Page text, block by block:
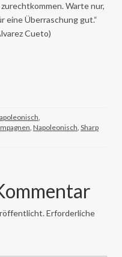
Warte nur,
eine Überraschung gut.“
Cueto)
,
, Napoleonisch, Sharp
Erforderliche